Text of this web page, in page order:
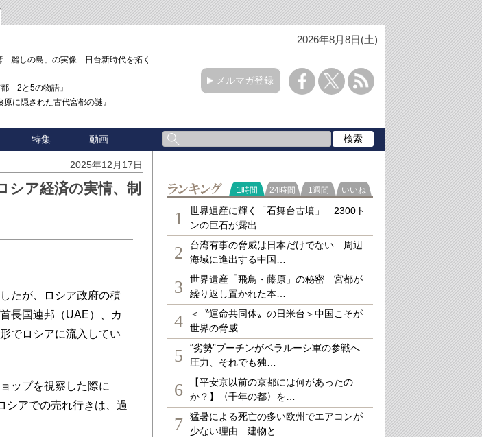
2026年8月8日(土)
麗しの島」の実像 日台新時代を拓く「3
2と5の物語』
に隠された古代宮都の謎』
メルマガ登録
特集 動画
2025年12月17日
シア経済の実情、制
たが、ロシア政府の積
長国連邦（UAE）、カ
でロシアに流入してい
ップを視察した際に
シアでの売れ行きは、過
ランキング
1時間 24時間 1週間 いいね
1
世界遺産に輝く「石舞台古墳」 2300ト
ンの巨石が露出…
2
台湾有事の脅威は日本だけでない…周辺
海域に進出する中国…
3
世界遺産「飛鳥・藤原」の秘密 宮都が
繰り返し置かれた本…
4
＜〝運命共同体〟の日米台＞中国こそが
世界の脅威....…
5
“劣勢”プーチンがベラルーシ軍の参戦へ
圧力、それでも独…
6
【平安京以前の京都には何があったの
か？】〈千年の都〉を…
7
猛暑による死亡の多い欧州でエアコンが
少ない理由…建物と…